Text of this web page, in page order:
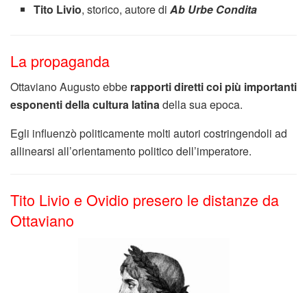
Tito Livio, storico, autore diAb Urbe Condita
La propaganda
Ottaviano Augusto ebbe rapporti diretti coi più importanti
esponenti della cultura latinadella sua epoca.
Egli influenzò politicamente molti autori costringendoli ad
allinearsi all’orientamento politico dell’imperatore.
Tito Livio e Ovidio presero le distanze da
Ottaviano